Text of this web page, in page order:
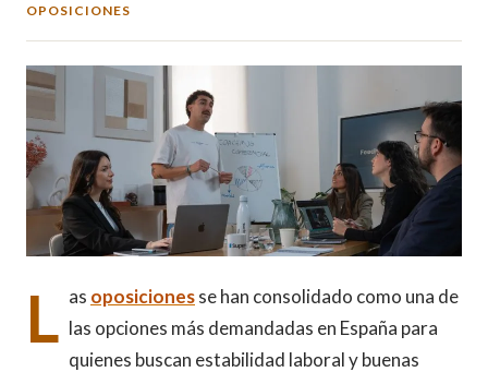
OPOSICIONES
L as oposicionesse han consolidado como una de
las opciones más demandadas en España para
quienes buscan estabilidad laboral y buenas